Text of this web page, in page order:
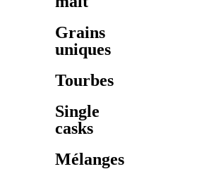
Grains
uniques
Tourbes
Single
casks
Mélanges